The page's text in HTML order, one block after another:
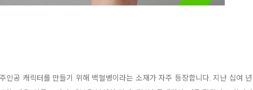
인공 캐릭터를 만들기 위해 백혈병이라는 소재가 자주 등장합니다. 지난 십여